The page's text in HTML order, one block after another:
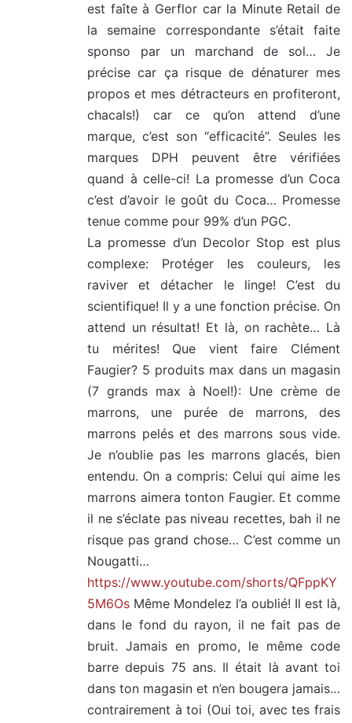
est faîte à Gerflor car la Minute Retail de
la semaine correspondante s’était faite
sponso par un marchand de sol… Je
précise car ça risque de dénaturer mes
propos et mes détracteurs en profiteront,
chacals!) car ce qu’on attend d’une
marque, c’est son “efficacité”. Seules les
marques DPH peuvent être vérifiées
quand à celle-ci! La promesse d’un Coca
c’est d’avoir le goût du Coca… Promesse
tenue comme pour 99% d’un PGC.
La promesse d’un Decolor Stop est plus
complexe: Protéger les couleurs, les
raviver et détacher le linge! C’est du
scientifique! Il y a une fonction précise. On
attend un résultat! Et là, on rachète… Là
tu mérites! Que vient faire Clément
Faugier? 5 produits max dans un magasin
(7 grands max à Noel!): Une crème de
marrons, une purée de marrons, des
marrons pelés et des marrons sous vide.
Je n’oublie pas les marrons glacés, bien
entendu. On a compris: Celui qui aime les
marrons aimera tonton Faugier. Et comme
il ne s’éclate pas niveau recettes, bah il ne
risque pas grand chose… C’est comme un
Nougatti…
https://www.youtube.com/shorts/QFppKY
5M6Os Même Mondelez l’a oublié! Il est là,
dans le fond du rayon, il ne fait pas de
bruit. Jamais en promo, le même code
barre depuis 75 ans. Il était là avant toi
dans ton magasin et n’en bougera jamais…
contrairement à toi (Oui toi, avec tes frais